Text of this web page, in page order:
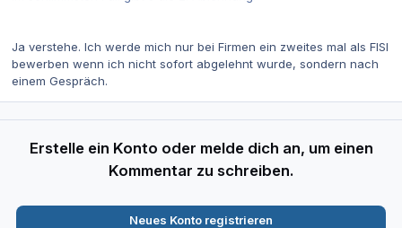
Ja verstehe. Ich werde mich nur bei Firmen ein zweites mal als FISI
bewerben wenn ich nicht sofort abgelehnt wurde, sondern nach
einem Gespräch.
Erstelle ein Konto oder melde dich an, um einen
Kommentar zu schreiben.
Neues Konto registrieren